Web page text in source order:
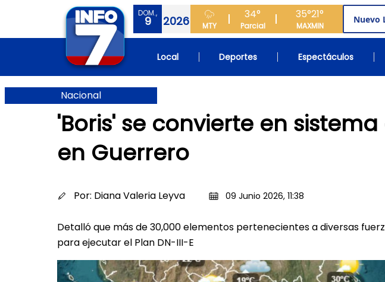
DOM.,
9 2026 MTY
34°
Parcial
35°
MAX
21°
MIN
Local Deportes Espectáculos
Nacional
'Boris' se convierte en
en Guerrero
Por: Diana Valeria Leyva 09 Junio 2026, 11:38
Detalló que más de 30,000 elementos pertenecientes a diversas
para ejecutar el Plan DN-III-E